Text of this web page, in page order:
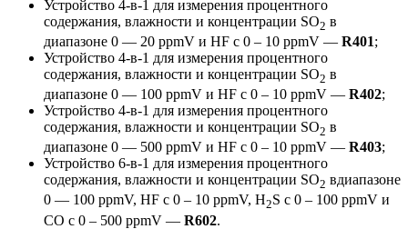
Устройство 4-в-1 для измерения процентного
содержания, влажности и концентрации SO2 в
диапазоне 0 — 20 ppmV и HF с 0 – 10 ppmV — R401;
Устройство 4-в-1 для измерения процентного
содержания, влажности и концентрации SO2 в
диапазоне 0 — 100 ppmV и HF с 0 – 10 ppmV — R402;
Устройство 4-в-1 для измерения процентного
содержания, влажности и концентрации SO2 в
диапазоне 0 — 500 ppmV и HF с 0 – 10 ppmV — R403;
Устройство 6-в-1 для измерения процентного
содержания, влажности и концентрации SO2 вдиапазоне
0 — 100 ppmV, HF с 0 – 10 ppmV, H2S с 0 – 100 ppmV и
CO с 0 – 500 ppmV — R602.